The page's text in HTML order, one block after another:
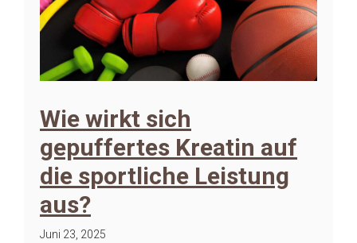
Wie wirkt sich
gepuffertes Kreatin auf
die sportliche Leistung
aus?
Juni 23, 2025